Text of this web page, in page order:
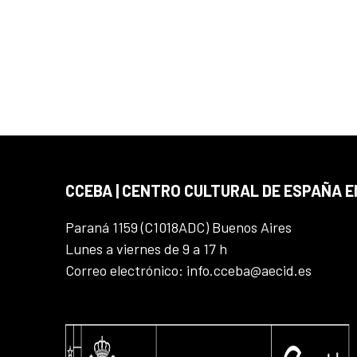
CCEBA | CENTRO CULTURAL DE ESPAÑA
Paraná 1159 (C1018ADC) Buenos Aires
Lunes a viernes de 9 a 17 h
Correo electrónico: info.cceba@aecid.es